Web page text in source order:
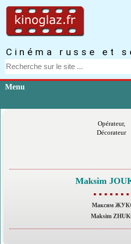
Cinéma russe et
Menu
Opérateur,
Décorateur
Maksim
▪ ▪ ▪ ▪ ▪ ▪ ▪
Максим
Maksim